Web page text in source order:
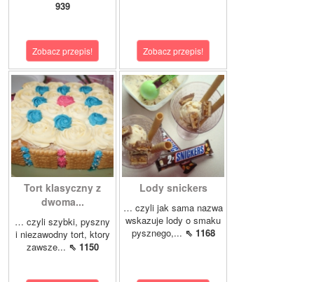
939
Zobacz przepis! Zobacz przepis!
Tort klasyczny z
dwoma...
… czyli szybki, pyszny
i niezawodny tort, ktory
zawsze... ⇖ 1150
Lody snickers
… czyli jak sama nazwa
wskazuje lody o smaku
pysznego,... ⇖ 1168